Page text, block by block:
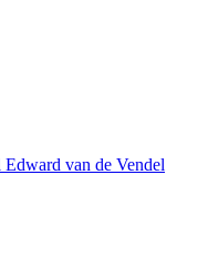
Edward van de Vendel